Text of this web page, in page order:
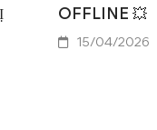
OFFLINE 💥
15/04/2026